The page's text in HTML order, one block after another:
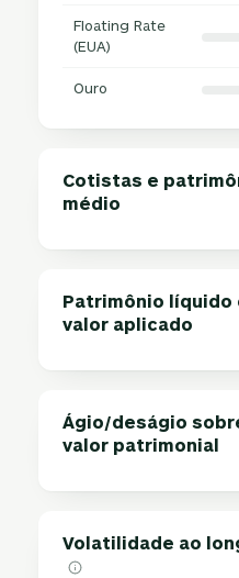
Floating Rate
(EUA)
Ouro
Cotistas e
médio
Patrimônio líquido
valor aplicado
Ágio/deságio
valor patrimonial
Volatilidade ao